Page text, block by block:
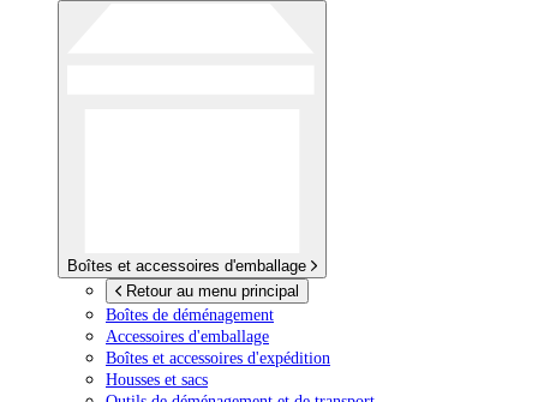
Boîtes et accessoires d'emballage
Retour au menu principal
Boîtes de déménagement
Accessoires d'emballage
Boîtes et accessoires d'expédition
Housses et sacs